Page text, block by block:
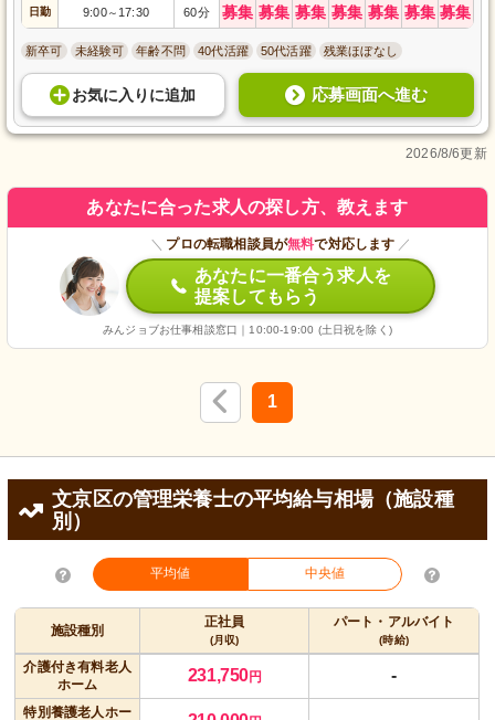
日勤 9:00～ 17:30 60分 募集 募集 募集 募集 募集 募集 募集
新卒可 未経験可 年齢不問 40代活躍 50代活躍 残業ほぼなし
お気に入り に追加 応募画面へ進む
2026/8/6更新
あなたに合った求人の探し方、教えます
＼ プロの転職相談員が無料で対応します ／
あなたに一番合う求人を
提案してもらう
みんジョブお仕事相談窓口｜10:00-19:00 (土日祝を除く)
1
文京区の管理栄養士の平均給与相場（施設種
別）
平均値 中央値
施設種別
正社員
(月収)
パート・アルバイト
(時給)
介護付き有料老人
ホーム
231,750円 -
特別養護老人ホー